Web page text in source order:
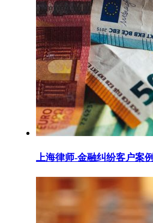
上海律师-金融纠纷客户案例